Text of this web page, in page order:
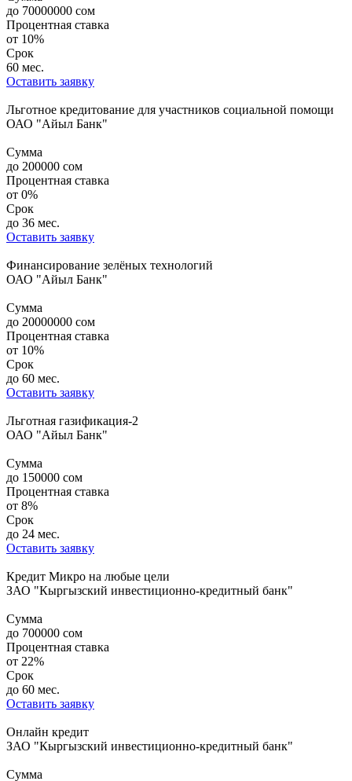
до 70000000 сом
Процентная ставка
от 10%
Срок
60 мес.
Оставить заявку
Льготное кредитование для участников социальной помощи
ОАО "Айыл Банк"
Сумма
до 200000 сом
Процентная ставка
от 0%
Срок
до 36 мес.
Оставить заявку
Финансирование зелёных технологий
ОАО "Айыл Банк"
Сумма
до 20000000 сом
Процентная ставка
от 10%
Срок
до 60 мес.
Оставить заявку
Льготная газификация-2
ОАО "Айыл Банк"
Сумма
до 150000 сом
Процентная ставка
от 8%
Срок
до 24 мес.
Оставить заявку
Кредит Микро на любые цели
ЗАО "Кыргызский инвестиционно-кредитный банк"
Сумма
до 700000 сом
Процентная ставка
от 22%
Срок
до 60 мес.
Оставить заявку
Онлайн кредит
ЗАО "Кыргызский инвестиционно-кредитный банк"
Сумма